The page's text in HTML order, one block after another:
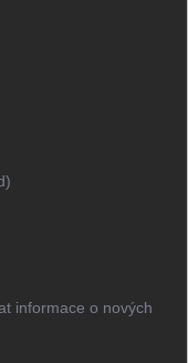
informace o nových